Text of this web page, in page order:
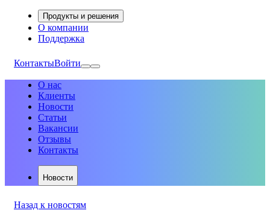
Продукты и решения
О компании
Поддержка
КонтактыВойти
О нас
Клиенты
Новости
Статьи
Вакансии
Отзывы
Контакты
Новости
Назад к новостям